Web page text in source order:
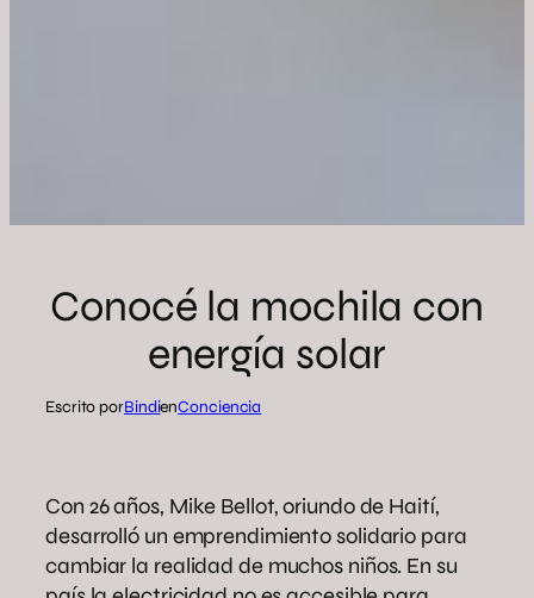
Conocé la mochila con
energía solar
Escrito porBindienConciencia
Con 26 años, Mike Bellot, oriundo de Haití,
desarrolló un emprendimiento solidario para
cambiar la realidad de muchos niños. En su